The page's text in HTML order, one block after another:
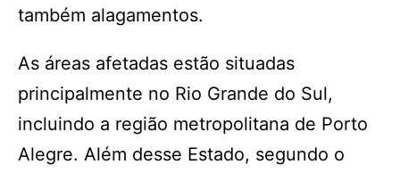
também alagamentos.
As áreas afetadas estão situadas
principalmente no Rio Grande do Sul,
incluindo a região metropolitana de Porto
Alegre. Além desse Estado, segundo o